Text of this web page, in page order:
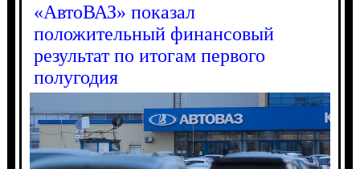
«АвтоВАЗ» показал
положительный финансовый
результат по итогам первого
полугодия